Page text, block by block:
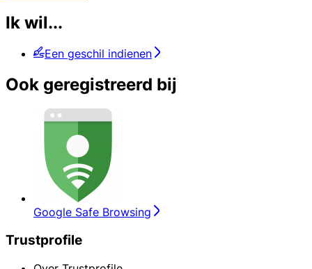
Ik wil...
Een geschil indienen
Ook geregistreerd bij
Google Safe Browsing
Trustprofile